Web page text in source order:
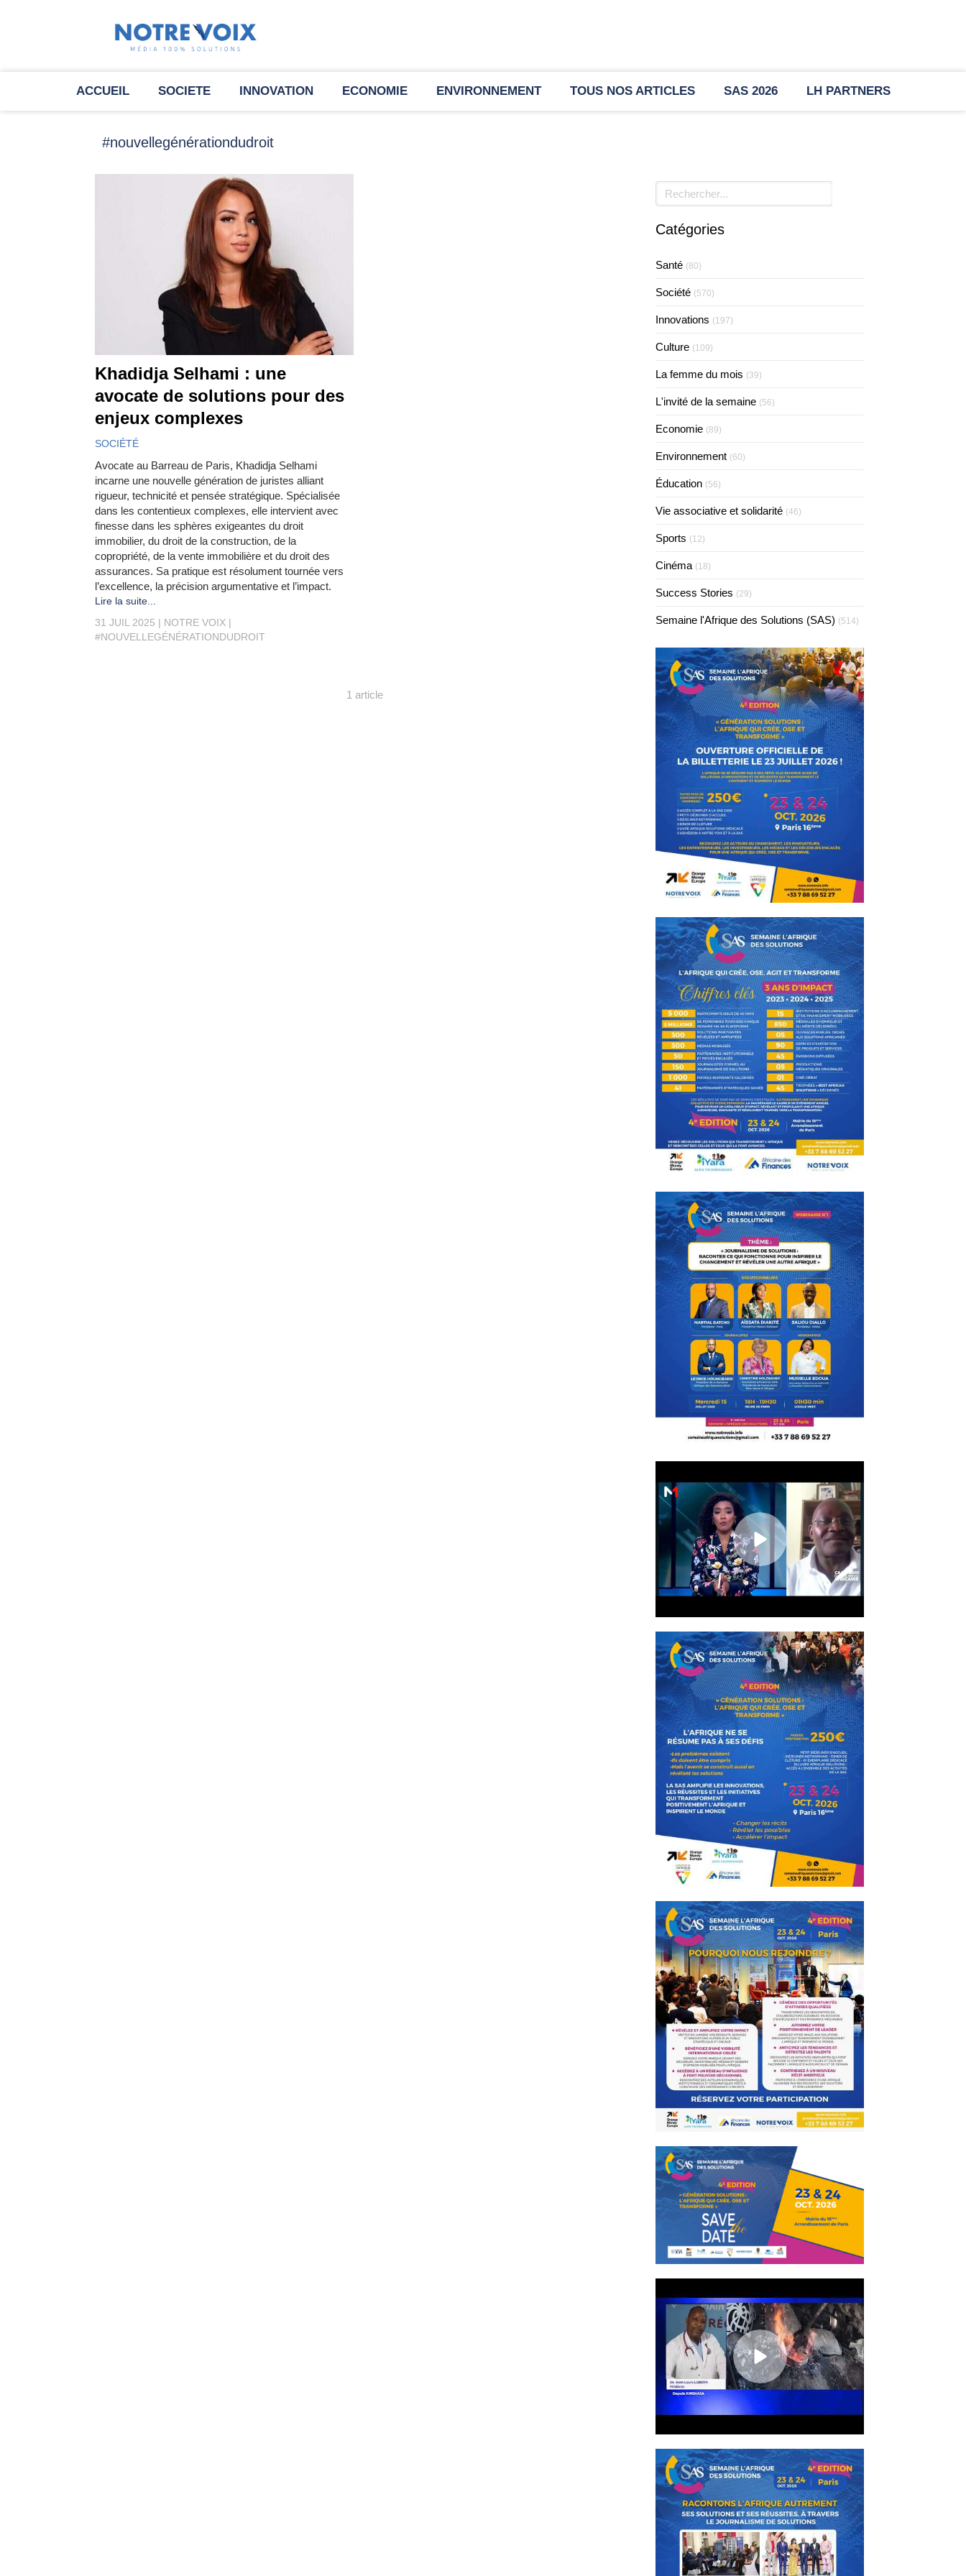
ACCUEIL SOCIETE INNOVATION ECONOMIE ENVIRONNEMENT TOUS NOS ARTICLES SAS 2026 LH PARTNERS
#nouvellegénérationdudroit
Khadidja Selhami : une
avocate de solutions pour des
enjeux complexes
SOCIÉTÉ
Avocate au Barreau de Paris, Khadidja Selhami
incarne une nouvelle génération de juristes alliant
rigueur, technicité et pensée stratégique. Spécialisée
dans les contentieux complexes, elle intervient avec
finesse dans les sphères exigeantes du droit
immobilier, du droit de la construction, de la
copropriété, de la vente immobilière et du droit des
assurances. Sa pratique est résolument tournée vers
l’excellence, la précision argumentative et l’impact.
Lire la suite...
31 JUIL 2025
NOTRE VOIX
#NOUVELLEGÉNÉRATIONDUDROIT
1 article
Rechercher
Catégories
Santé (80)
Société (570)
Innovations (197)
Culture (109)
La femme du mois (39)
L'invité de la semaine (56)
Economie (89)
Environnement (60)
Éducation (56)
Vie associative et solidarité (46)
Sports (12)
Cinéma (18)
Success Stories (29)
Semaine l'Afrique des Solutions (SAS) (514)